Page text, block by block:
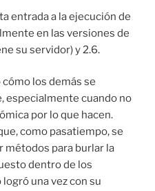
entrada a la ejecución de
en las versiones de
su servidor) y 2.6.
los demás se
especialmente cuando no
por lo que hacen.
como pasatiempo, se
métodos para burlar la
dentro de los
una vez con su